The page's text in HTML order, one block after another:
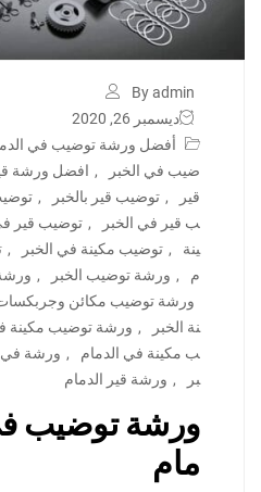
By admin
ديسمبر 26, 2020
أفضل ورشة توضيب في
ضيب في الخبر
, افضل ورشة
قير
, توضيب قير بالخبر ,
ب قير في الخبر
, توضيب قير
ينة
, توضيب مكينة في الخبر ,
م
, ورشة توضيب الخبر ,
ورشة توضيب مكائن
نة الخبر
, ورشة توضيب مكينة
ب مكينة في الدمام
, ورشة في
بر
, ورشة قير الدمام
ورشة توضيب
مام